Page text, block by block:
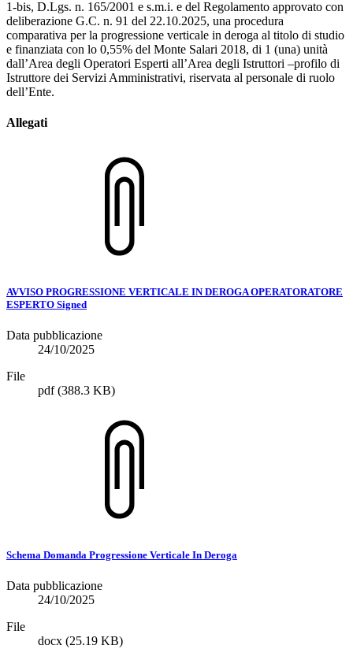
1-bis, D.Lgs. n. 165/2001 e s.m.i. e del Regolamento approvato con
deliberazione G.C. n. 91 del 22.10.2025, una procedura
comparativa per la progressione verticale in deroga al titolo di studio
e finanziata con lo 0,55% del Monte Salari 2018, di 1 (una) unità
dall’Area degli Operatori Esperti all’Area degli Istruttori –profilo di
Istruttore dei Servizi Amministrativi, riservata al personale di ruolo
dell’Ente.
Allegati
AVVISO PROGRESSIONE VERTICALE IN DEROGA OPERATORATORE
ESPERTO Signed
Data pubblicazione
24/10/2025
File
pdf(388.3 KB)
Schema Domanda Progressione Verticale In Deroga
Data pubblicazione
24/10/2025
File
docx (25.19 KB)